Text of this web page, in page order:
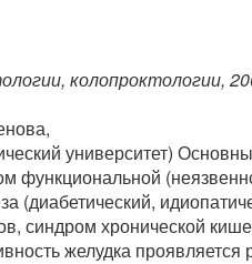
колопроктологии,
университет)
функциональной
(диабетический,
синдром хронической
желудка